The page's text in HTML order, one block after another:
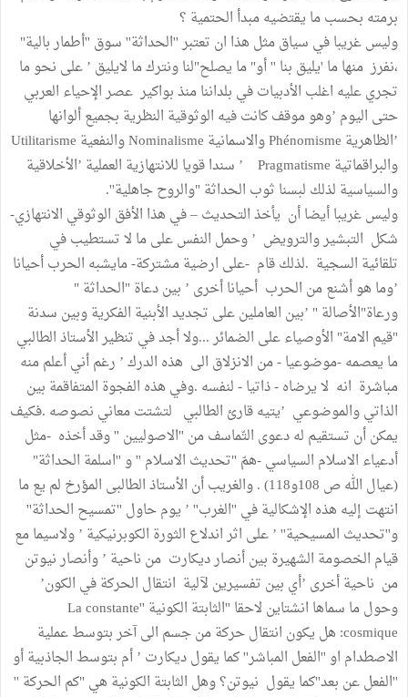
برمته بحسب ما يقتضيه مبدأ الحتمية ؟
وليس غريبا في سياق مثل هذا ان تعتبر ''الحداثة'' سوق ''أطمار بالية"
،نفرز منها ما 'يليق بنا '' أو" ما يصلح"لنا ونترك ما لايليق ’ على نحو ما
تجري عليه اغلب الأدبيات في بلداننا منذ بواكير عصر الإحياء العربي
حتى اليوم ’وهو موقف كانت فيه الوثوقية النظرية بجميع ألوانها
’الظاهرية Phénomisme والاسمانية Nominalisme والنفعية Utilitarisme
والبراقماتية Pragmatisme ’ سندا قويا للانتهازية العملية ’الأخلاقية
والسياسية لذلك لبسنا ثوب الحداثة "والروح جاهلية''.
وليس غريبا أيضا أن يأخذ التحديث – في هذا الأفق الوثوقي الانتهازي-
شكل التبشير والترويض ’ وحمل النفس على ما لا تستطيب في
تلقائية السجية .لذلك قام -على ارضية مشتركة- مايشبه الحرب أحيانا
’وما هو أشنع من الحرب أحيانا أخرى ’ بين دعاة "الحداثة "
ورعاة"الأصالة " ’بين العاملين على تجديد الأبنية الفكرية وبين سدنة
"قيم الامة" الأوصياء على الضمائر ...ولا أجد في تنظير الأستاذ الطالبي
ما يعصمه -موضوعيا - من الانزلاق الى هذه الدرك ’ رغم أني أعلم منه
مباشرة انه لا يرضاه - ذاتيا - لنفسه .وفي هذه الفجوة المتفاقمة بين
الذاتي والموضوعي ’يتيه قارئ الطالبي لتشتت معاني نصوصه .فكيف
يمكن أن تستقيم له دعوى التّماسف من ''الاصوليين '' وقد أخذه -مثل
أدعياء الاسلام السياسي -همّ "تحديث الاسلام '' و ''اسلمة الحداثة"
(عيال الله ص 108و118) . والغريب أن الأستاذ الطالبى المؤرخ لم يع ما
انتهت إليه هذه الإشكالية في ''الغرب'' ’ يوم حاول ''تمسيح الحداثة''
و''تحديث المسيحية'' ’ على اثر اندلاع الثورة الكوبرنيكية ’ ولاسيما مع
قيام الخصومة الشهيرة بين أنصار ديكارت من ناحية ’ وأنصار نيوتن
من ناحية أخرى ’أي بين تفسيرين لآلية انتقال الحركة في الكون’
وحول ما سماها انشتاين لاحقا ''الثابتة الكونية ''La constante
cosmique: هل يكون انتقال حركة من جسم الى آخر بتوسط عملية
الاصطدام او ''الفعل المباشر'' كما يقول ديكارت ’ أم بتوسط الجاذبية أو
''الفعل عن بعد''كما يقول نيوتن؟ وهل الثابتة الكونية هي "كم الحركة ''